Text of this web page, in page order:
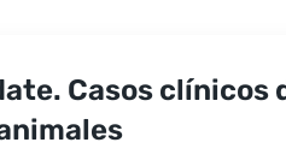
Casos clínicos